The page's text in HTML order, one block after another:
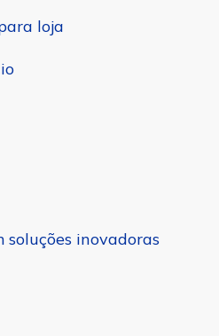
loja
soluções inovadoras